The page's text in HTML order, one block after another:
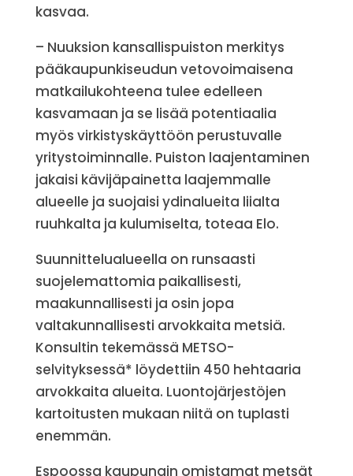
kasvaa.
– Nuuksion kansallispuiston merkitys
pääkaupunkiseudun vetovoimaisena
matkailukohteena tulee edelleen
kasvamaan ja se lisää potentiaalia
myös virkistyskäyttöön perustuvalle
yritystoiminnalle. Puiston laajentaminen
jakaisi kävijäpainetta laajemmalle
alueelle ja suojaisi ydinalueita liialta
ruuhkalta ja kulumiselta, toteaa Elo.
Suunnittelualueella on runsaasti
suojelemattomia paikallisesti,
maakunnallisesti ja osin jopa
valtakunnallisesti arvokkaita metsiä.
Konsultin tekemässä METSO-
selvityksessä* löydettiin 450 hehtaaria
arvokkaita alueita. Luontojärjestöjen
kartoitusten mukaan niitä on tuplasti
enemmän.
Espoossa kaupungin omistamat metsät